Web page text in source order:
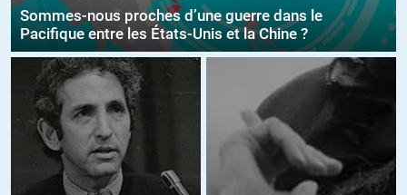
Sommes-nous proches d’une guerre dans le
Pacifique entre les États-Unis et la Chine ?